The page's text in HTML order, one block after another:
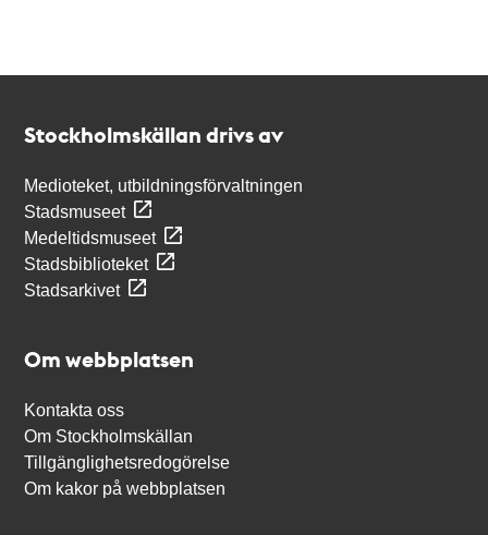
Stockholmskällan drivs av
Medioteket, utbildningsförvaltningen
Stadsmuseet
Medeltidsmuseet
Stadsbiblioteket
Stadsarkivet
Om webbplatsen
Kontakta oss
Om Stockholmskällan
Tillgänglighetsredogörelse
Om kakor på webbplatsen